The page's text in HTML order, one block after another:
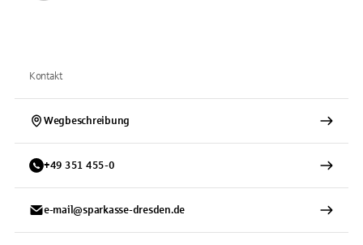
Kontakt
Wegbeschreibung
+49 351 455-0
e-mail@sparkasse-dresden.de